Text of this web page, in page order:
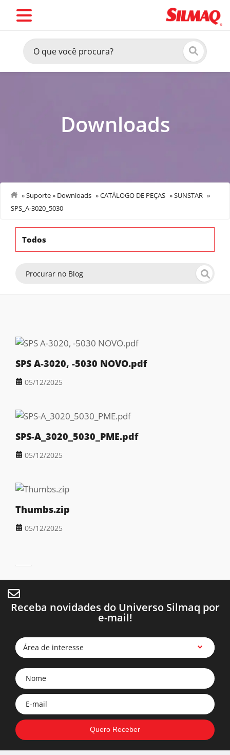
Downloads
»Suporte» Downloads »CATÁLOGO DE PEÇAS »SUNSTAR »
SPS_A-3020_5030
Todos
SPS A-3020, -5030 NOVO.pdf
05/12/2025
SPS-A_3020_5030_PME.pdf
05/12/2025
Thumbs.zip
05/12/2025
Receba novidades do Universo Silmaq por
e-mail!
Área de interesse